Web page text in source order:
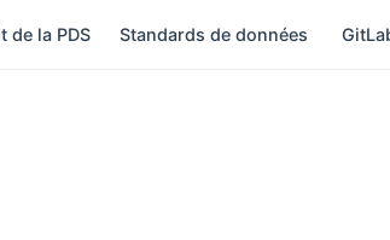
de la PDS Standards de données